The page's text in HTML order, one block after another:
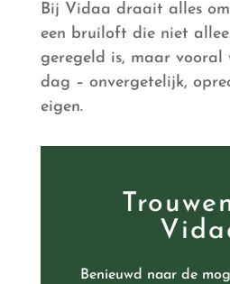
Bij Vidaa draait alles
een bruiloft die niet
geregeld is, maar vooral
dag – onvergetelijk,
eigen.
Benieuwd naar de